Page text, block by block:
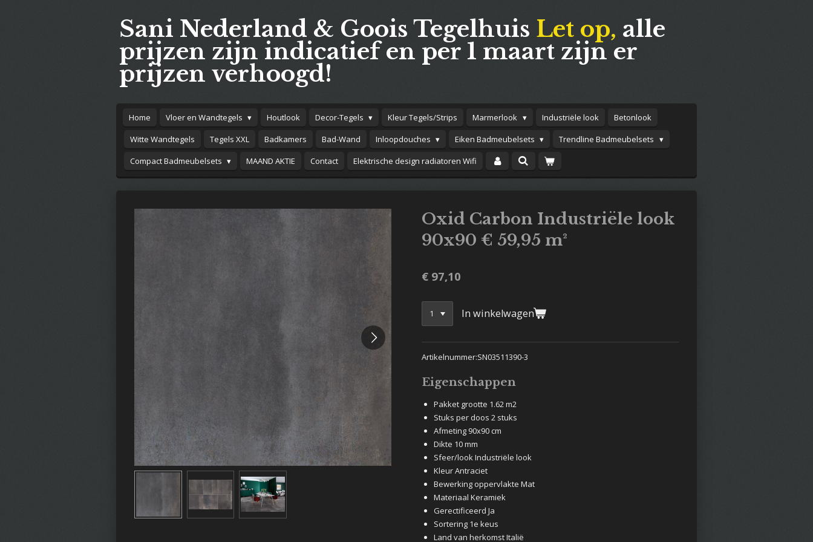
Sani Nederland & Goois Tegelhuis Let op, alle
prijzen zijn indicatief en per 1 maart zijn er
prijzen verhoogd!
Home Vloer en Wandtegels Houtlook Decor-Tegels Kleur Tegels/Strips Marmerlook Industriële look
Betonlook
Witte Wandtegels
Tegels XXL Badkamers Bad-Wand Inloopdouches Eiken Badmeubelsets
Trendline Badmeubelsets
Compact Badmeubelsets
MAAND AKTIE Contact Elektrische design radiatoren Wifi
Oxid Carbon Industriële look
90x90 € 59,95 m²
€ 97,10
In winkelwagen
Artikelnummer:SN03511390-3
Eigenschappen
Pakket grootte 1.62 m2
Stuks per doos 2 stuks
Afmeting 90x90 cm
Dikte 10 mm
Sfeer/look Industriële look
Kleur Antraciet
Bewerking oppervlakte Mat
Materiaal Keramiek
Gerectificeerd Ja
Sortering 1e keus
Land van herkomst Italië